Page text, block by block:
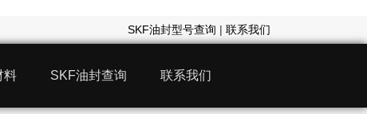
SKF油封型号查询 |联系我们
料 SKF油封查询 联系我们